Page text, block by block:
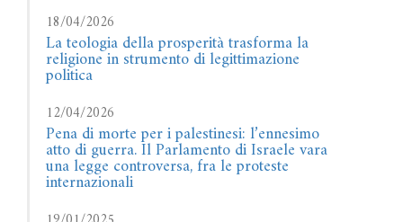
18/04/2026
La teologia della prosperità trasforma la
religione in strumento di legittimazione
politica
12/04/2026
Pena di morte per i palestinesi: l’ennesimo
atto di guerra. Il Parlamento di Israele vara
una legge controversa, fra le proteste
internazionali